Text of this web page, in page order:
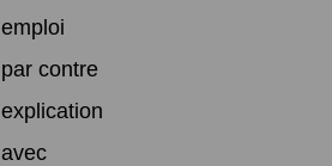
emploi
par contre
explication
avec